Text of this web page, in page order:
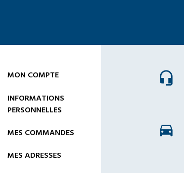
MON COMPTE
INFORMATIONS
PERSONNELLES
MES COMMANDES
MES ADRESSES
headset_mic
time_to_leave